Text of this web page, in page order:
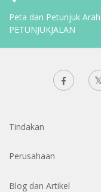
Peta dan Petunjuk Arah
PETUNJUKJALAN
Tindakan
Perusahaan
Blog dan Artikel